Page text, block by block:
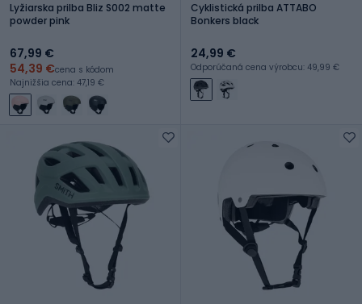
Lyžiarska prilba Bliz S002 matte
powder pink
67,99 €
54,39 €cena s kódom
Najnižšia cena: 47,19 €
Cyklistická prilba ATTABO
Bonkers black
24,99 €
Odporúčaná cena výrobcu: 49,99 €